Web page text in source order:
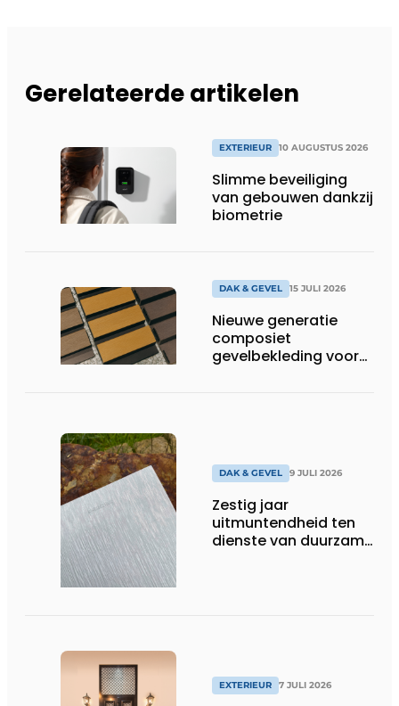
Gerelateerde artikelen
EXTERIEUR 10 AUGUSTUS 2026
Slimme beveiliging
van gebouwen dankzij
biometrie
DAK & GEVEL 15 JULI 2026
Nieuwe generatie
composiet
gevelbekleding voor
DAK & GEVEL 9 JULI 2026
Zestig jaar
uitmuntendheid ten
dienste van duurzame
EXTERIEUR 7 JULI 2026